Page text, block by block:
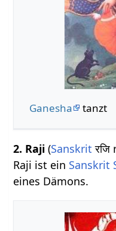
Ganesha tanzt
2. Raji (Sanskrit
Raji ist ein Sanskrit
eines Dämons.